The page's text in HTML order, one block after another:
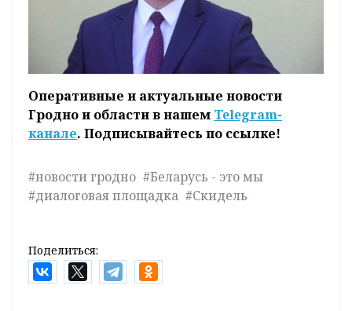
Оперативные и актуальные новости
Гродно и области в нашем Telegram-
канале. Подписывайтесь по ссылке!
#новости гродно #Беларусь - это мы
#диалоговая площадка #Скидель
Поделиться: